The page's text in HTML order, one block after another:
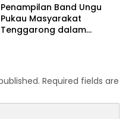
Penampilan Band Ungu
Pukau Masyarakat
Tenggarong dalam
Required fields are